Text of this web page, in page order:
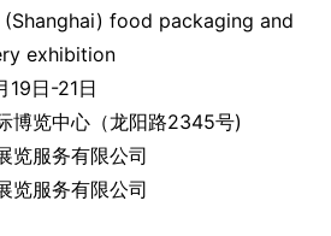
food packaging and
exhibition
19日-21日
博览中心（龙阳路2345号)
览服务有限公司
览服务有限公司